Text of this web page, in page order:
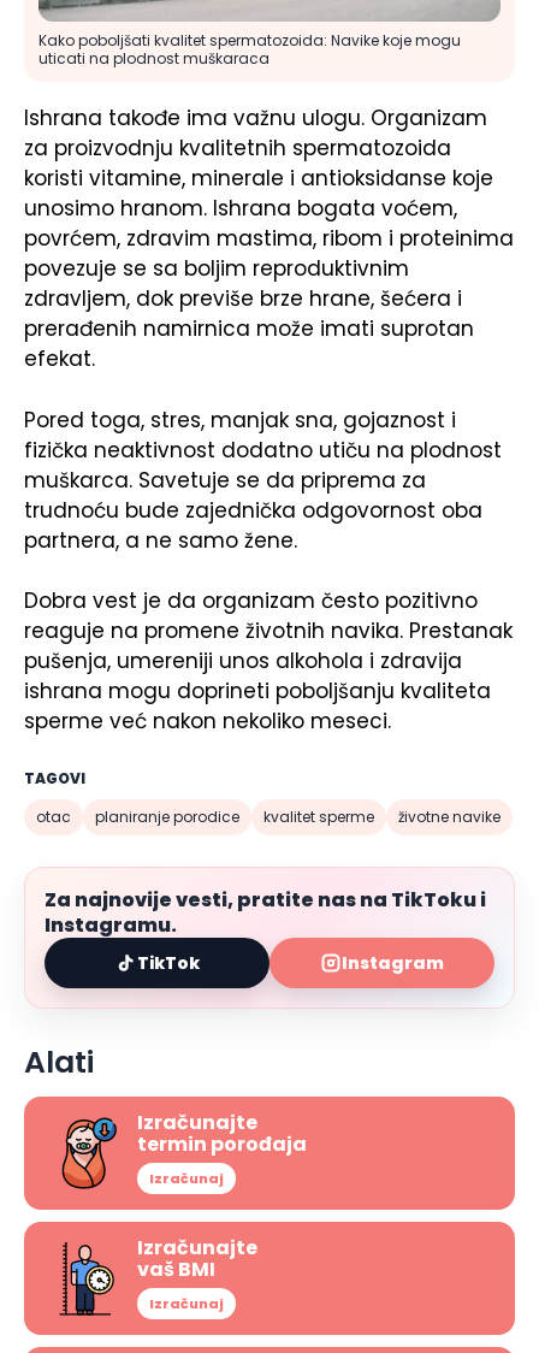
Kako poboljšati kvalitet spermatozoida: Navike koje mogu
uticati na plodnost muškaraca
Ishrana takođe ima važnu ulogu. Organizam
za proizvodnju kvalitetnih spermatozoida
koristi vitamine, minerale i antioksidanse koje
unosimo hranom. Ishrana bogata voćem,
povrćem, zdravim mastima, ribom i proteinima
povezuje se sa boljim reproduktivnim
zdravljem, dok previše brze hrane, šećera i
prerađenih namirnica može imati suprotan
efekat.
Pored toga, stres, manjak sna, gojaznost i
fizička neaktivnost dodatno utiču na plodnost
muškarca. Savetuje se da priprema za
trudnoću bude zajednička odgovornost oba
partnera, a ne samo žene.
Dobra vest je da organizam često pozitivno
reaguje na promene životnih navika. Prestanak
pušenja, umereniji unos alkohola i zdravija
ishrana mogu doprineti poboljšanju kvaliteta
sperme već nakon nekoliko meseci.
TAGOVI
otac
planiranje porodice kvalitet sperme životne navike
Za najnovije vesti, pratite nas na TikToku i
Instagramu.
TikTok Instagram
Alati
Izračunajte
termin porođaja
Izračunaj
Izračunajte
vaš BMI
Izračunaj